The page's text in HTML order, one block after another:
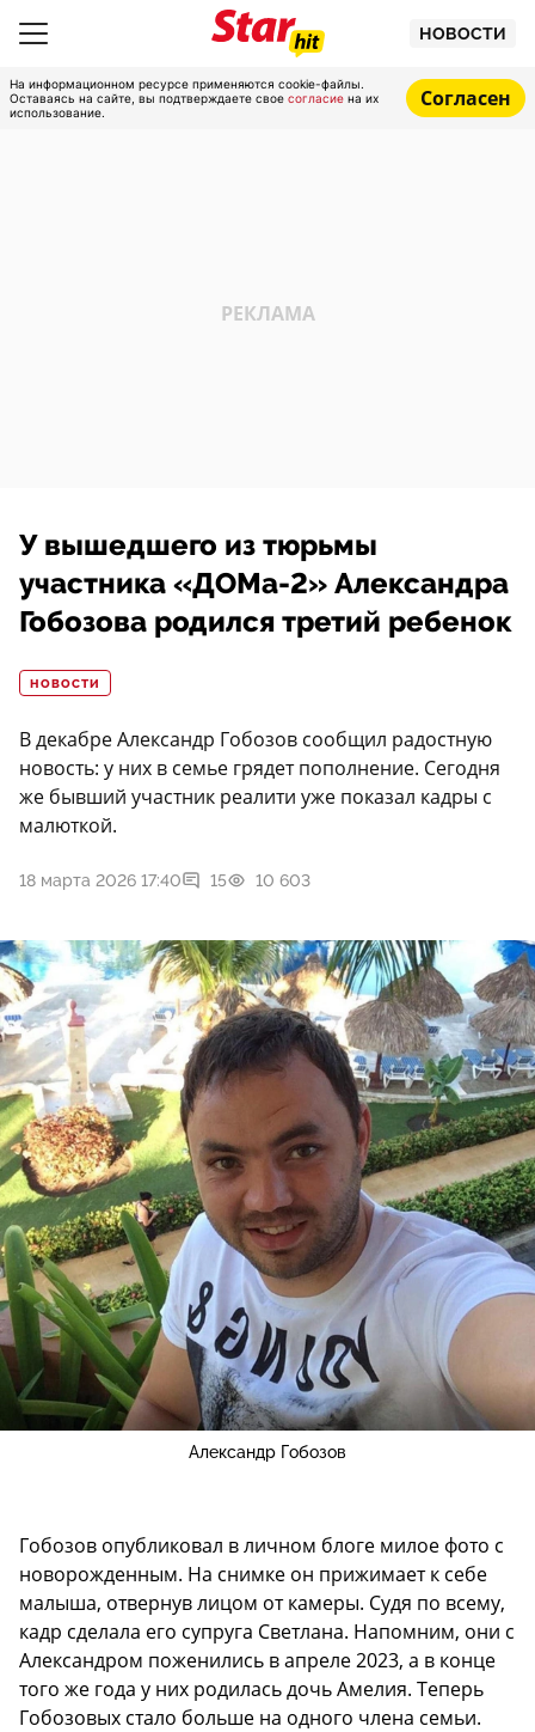
НОВОСТИ
На информационном ресурсе применяются cookie-файлы.
Оставаясь на сайте, вы подтверждаете свое согласие на их
использование.
Согласен
У вышедшего из тюрьмы
участника «ДОМа-2» Александра
Гобозова родился третий ребенок
НОВОСТИ
В декабре Александр Гобозов сообщил радостную
новость: у них в семье грядет пополнение. Сегодня
же бывший участник реалити уже показал кадры с
малюткой.
18 марта 2026 17:40 15 10 603
Александр Гобозов
Гобозов опубликовал в личном блоге милое фото с
новорожденным. На снимке он прижимает к себе
малыша, отвернув лицом от камеры. Судя по всему,
кадр сделала его супруга Светлана. Напомним, они с
Александром поженились в апреле 2023, а в конце
того же года у них родилась дочь Амелия. Теперь
Гобозовых стало больше на одного члена семьи.